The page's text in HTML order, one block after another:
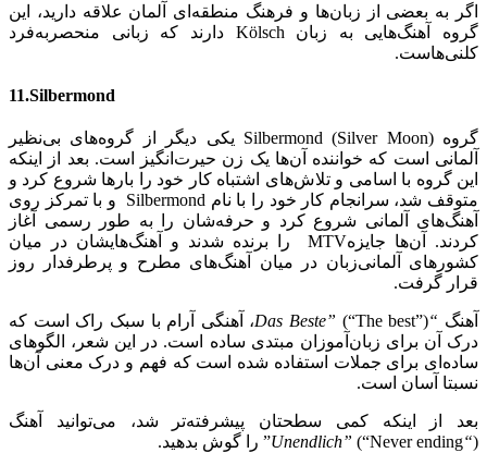
اگر به بعضی از زبان‌ها و فرهنگ منطقه‌ای آلمان علاقه دارید، این
گروه آهنگ‌هایی به زبان Kölsch دارند که زبانی منحصربه‌فرد
کلنی‌هاست.
11.Silbermond
گروه (Silbermond (Silver Moon یکی دیگر از گروه‌های بی‌نظیر
آلمانی است که خواننده آن‌ها یک زن حیرت‌انگیز است. بعد از اینکه
این گروه با اسامی و تلاش‌های اشتباه کار خود را بارها شروع کرد و
متوقف شد، سرانجام کار خود را با نام Silbermond و با تمرکز روی
آهنگ‌های آلمانی شروع کرد و حرفه‌شان را به طور رسمی آغاز
کردند. آن‌ها جایزهMTV را برنده شدند و آهنگ‌هایشان در میان
کشورهای آلمانی‌زبان در میان آهنگ‌های مطرح و پرطرفدار روز
قرار گرفت.
آهنگ “Das Beste”
(“The best”)، آهنگی آرام با سبک راک است که
درک آن برای زبان‌آموزان مبتدی ساده است. در این شعر، الگوهای
ساده‌ای برای جملات استفاده شده است که فهم و درک معنی آن‌ها
نسبتا آسان است.
بعد از اینکه کمی سطحتان پیشرفته‌تر شد، می‌توانید آهنگ
(
“Unendlich”(“Never ending” را گوش بدهید.